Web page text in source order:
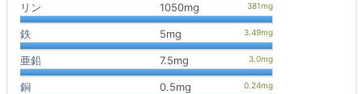
リン 1050mg
鉄 5mg
亜鉛 7.5mg
銅 0.5mg